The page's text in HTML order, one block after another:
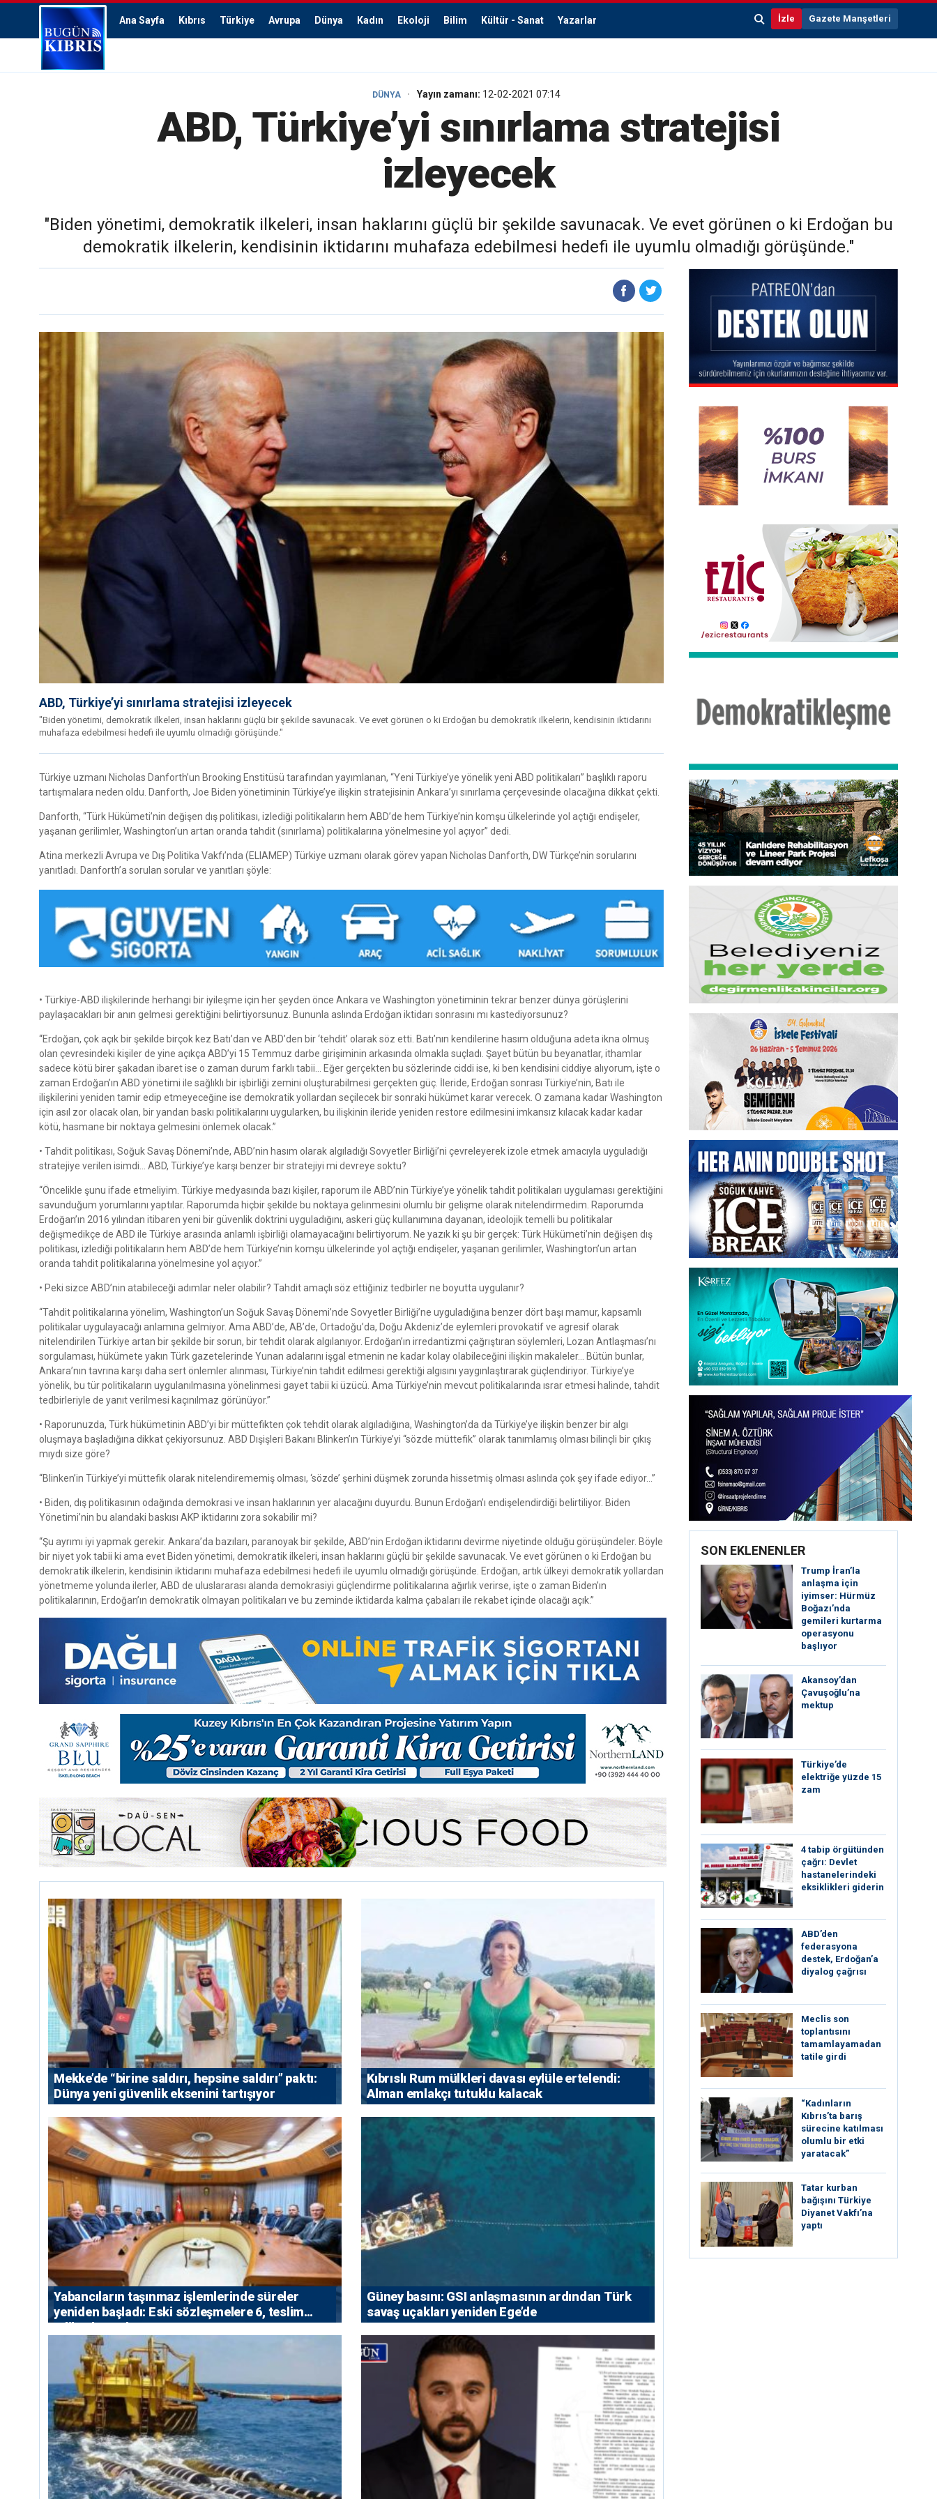
Ana Sayfa Kıbrıs Türkiye Avrupa Dünya Kadın Ekoloji Bilim Kültür - Sanat Yazarlar İzle Gazete Manşetleri
DÜNYA Yayın zamanı: 12-02-2021 07:14
ABD, Türkiye’yi sınırlama stratejisi
izleyecek
"Biden yönetimi, demokratik ilkeleri, insan haklarını güçlü bir şekilde savunacak. Ve evet görünen o ki Erdoğan bu
demokratik ilkelerin, kendisinin iktidarını muhafaza edebilmesi hedefi ile uyumlu olmadığı görüşünde."
ABD, Türkiye’yi sınırlama stratejisi izleyecek
"Biden yönetimi, demokratik ilkeleri, insan haklarını güçlü bir şekilde savunacak. Ve evet görünen o ki Erdoğan bu demokratik ilkelerin, kendisinin iktidarını
muhafaza edebilmesi hedefi ile uyumlu olmadığı görüşünde."
Türkiye uzmanı Nicholas Danforth’un Brooking Enstitüsü tarafından yayımlanan, “Yeni Türkiye’ye yönelik yeni ABD politikaları” başlıklı raporu
tartışmalara neden oldu. Danforth, Joe Biden yönetiminin Türkiye’ye ilişkin stratejisinin Ankara’yı sınırlama çerçevesinde olacağına dikkat çekti.
Danforth, “Türk Hükümeti’nin değişen dış politikası, izlediği politikaların hem ABD’de hem Türkiye’nin komşu ülkelerinde yol açtığı endişeler,
yaşanan gerilimler, Washington’un artan oranda tahdit (sınırlama) politikalarına yönelmesine yol açıyor” dedi.
Atina merkezli Avrupa ve Dış Politika Vakfı’nda (ELIAMEP) Türkiye uzmanı olarak görev yapan Nicholas Danforth, DW Türkçe’nin sorularını
yanıtladı. Danforth’a sorulan sorular ve yanıtları şöyle:
• Türkiye-ABD ilişkilerinde herhangi bir iyileşme için her şeyden önce Ankara ve Washington yönetiminin tekrar benzer dünya görüşlerini
paylaşacakları bir anın gelmesi gerektiğini belirtiyorsunuz. Bununla aslında Erdoğan iktidarı sonrasını mı kastediyorsunuz?
“Erdoğan, çok açık bir şekilde birçok kez Batı’dan ve ABD’den bir ‘tehdit’ olarak söz etti. Batı’nın kendilerine hasım olduğuna adeta ikna olmuş
olan çevresindeki kişiler de yine açıkça ABD’yi 15 Temmuz darbe girişiminin arkasında olmakla suçladı. Şayet bütün bu beyanatlar, ithamlar
sadece kötü birer şakadan ibaret ise o zaman durum farklı tabii… Eğer gerçekten bu sözlerinde ciddi ise, ki ben kendisini ciddiye alıyorum, işte o
zaman Erdoğan’ın ABD yönetimi ile sağlıklı bir işbirliği zemini oluşturabilmesi gerçekten güç. İleride, Erdoğan sonrası Türkiye’nin, Batı ile
ilişkilerini yeniden tamir edip etmeyeceğine ise demokratik yollardan seçilecek bir sonraki hükümet karar verecek. O zamana kadar Washington
için asıl zor olacak olan, bir yandan baskı politikalarını uygularken, bu ilişkinin ileride yeniden restore edilmesini imkansız kılacak kadar kadar
kötü, hasmane bir noktaya gelmesini önlemek olacak.”
• Tahdit politikası, Soğuk Savaş Dönemi’nde, ABD’nin hasım olarak algıladığı Sovyetler Birliği’ni çevreleyerek izole etmek amacıyla uyguladığı
stratejiye verilen isimdi… ABD, Türkiye’ye karşı benzer bir stratejiyi mi devreye soktu?
“Öncelikle şunu ifade etmeliyim. Türkiye medyasında bazı kişiler, raporum ile ABD’nin Türkiye’ye yönelik tahdit politikaları uygulaması gerektiğini
savunduğum yorumlarını yaptılar. Raporumda hiçbir şekilde bu noktaya gelinmesini olumlu bir gelişme olarak nitelendirmedim. Raporumda
Erdoğan’ın 2016 yılından itibaren yeni bir güvenlik doktrini uyguladığını, askeri güç kullanımına dayanan, ideolojik temelli bu politikalar
değişmedikçe de ABD ile Türkiye arasında anlamlı işbirliği olamayacağını belirtiyorum. Ne yazık ki şu bir gerçek: Türk Hükümeti’nin değişen dış
politikası, izlediği politikaların hem ABD’de hem Türkiye’nin komşu ülkelerinde yol açtığı endişeler, yaşanan gerilimler, Washington’un artan
oranda tahdit politikalarına yönelmesine yol açıyor.”
• Peki sizce ABD’nin atabileceği adımlar neler olabilir? Tahdit amaçlı söz ettiğiniz tedbirler ne boyutta uygulanır?
“Tahdit politikalarına yönelim, Washington’un Soğuk Savaş Dönemi’nde Sovyetler Birliği’ne uyguladığına benzer dört başı mamur, kapsamlı
politikalar uygulayacağı anlamına gelmiyor. Ama ABD’de, AB’de, Ortadoğu’da, Doğu Akdeniz’de eylemleri provokatif ve agresif olarak
nitelendirilen Türkiye artan bir şekilde bir sorun, bir tehdit olarak algılanıyor. Erdoğan’ın irredantizmi çağrıştıran söylemleri, Lozan Antlaşması’nı
sorgulaması, hükümete yakın Türk gazetelerinde Yunan adalarını işgal etmenin ne kadar kolay olabileceğini ilişkin makaleler… Bütün bunlar,
Ankara’nın tavrına karşı daha sert önlemler alınması, Türkiye’nin tahdit edilmesi gerektiği algısını yaygınlaştırarak güçlendiriyor. Türkiye’ye
yönelik, bu tür politikaların uygulanılmasına yönelinmesi gayet tabii ki üzücü. Ama Türkiye’nin mevcut politikalarında ısrar etmesi halinde, tahdit
tedbirleriyle de yanıt verilmesi kaçınılmaz görünüyor.”
• Raporunuzda, Türk hükümetinin ABD’yi bir müttefikten çok tehdit olarak algıladığına, Washington’da da Türkiye’ye ilişkin benzer bir algı
oluşmaya başladığına dikkat çekiyorsunuz. ABD Dışişleri Bakanı Blinken’ın Türkiye’yi “sözde müttefik” olarak tanımlamış olması bilinçli bir çıkış
mıydı size göre?
“Blinken’in Türkiye’yi müttefik olarak nitelendirememiş olması, ‘sözde’ şerhini düşmek zorunda hissetmiş olması aslında çok şey ifade ediyor…”
• Biden, dış politikasının odağında demokrasi ve insan haklarının yer alacağını duyurdu. Bunun Erdoğan’ı endişelendirdiği belirtiliyor. Biden
Yönetimi’nin bu alandaki baskısı AKP iktidarını zora sokabilir mi?
“Şu ayrımı iyi yapmak gerekir. Ankara’da bazıları, paranoyak bir şekilde, ABD’nin Erdoğan iktidarını devirme niyetinde olduğu görüşündeler. Böyle
bir niyet yok tabii ki ama evet Biden yönetimi, demokratik ilkeleri, insan haklarını güçlü bir şekilde savunacak. Ve evet görünen o ki Erdoğan bu
demokratik ilkelerin, kendisinin iktidarını muhafaza edebilmesi hedefi ile uyumlu olmadığı görüşünde. Erdoğan, artık ülkeyi demokratik yollardan
yönetmeme yolunda ilerler, ABD de uluslararası alanda demokrasiyi güçlendirme politikalarına ağırlık verirse, işte o zaman Biden’ın
politikalarının, Erdoğan’ın demokratik olmayan politikaları ve bu zeminde iktidarda kalma çabaları ile rekabet içinde olacağı açık.”
Mekke’de “birine saldırı, hepsine saldırı” paktı:
Dünya yeni güvenlik eksenini tartışıyor
Kıbrıslı Rum mülkleri davası eylüle ertelendi:
Alman emlakçı tutuklu kalacak
Yabancıların taşınmaz işlemlerinde süreler
yeniden başladı: Eski sözleşmelere 6, teslim
edilen konutlara 36 ay
Güney basını: ⁠GSI anlaşmasının ardından Türk
savaş uçakları yeniden Ege’de
SON EKLENENLER
Trump İran’la
anlaşma için
iyimser: Hürmüz
Boğazı’nda
gemileri kurtarma
operasyonu
başlıyor
Akansoy’dan
Çavuşoğlu’na
mektup
Türkiye’de
elektriğe yüzde 15
zam
4 tabip örgütünden
çağrı: Devlet
hastanelerindeki
eksiklikleri giderin
ABD’den
federasyona
destek, Erdoğan’a
diyalog çağrısı
Meclis son
toplantısını
tamamlayamadan
tatile girdi
“Kadınların
Kıbrıs’ta barış
sürecine katılması
olumlu bir etki
yaratacak”
Tatar kurban
bağışını Türkiye
Diyanet Vakfı’na
yaptı